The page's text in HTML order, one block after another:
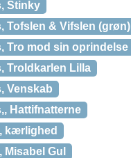
Stinky
Tofslen & Vifslen (grøn)
Tro mod sin oprindelse
Troldkarlen Lilla
Venskab
Hattifnatterne
kærlighed
Gul